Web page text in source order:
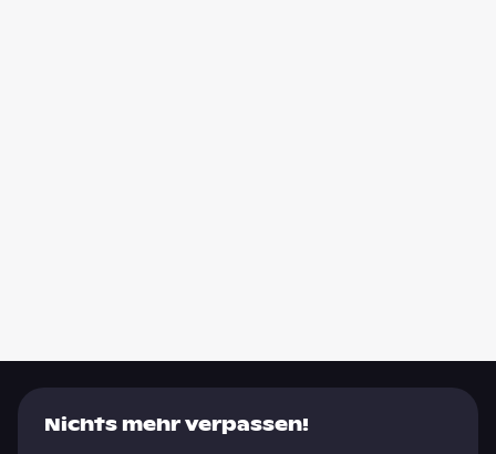
Nichts mehr verpassen!